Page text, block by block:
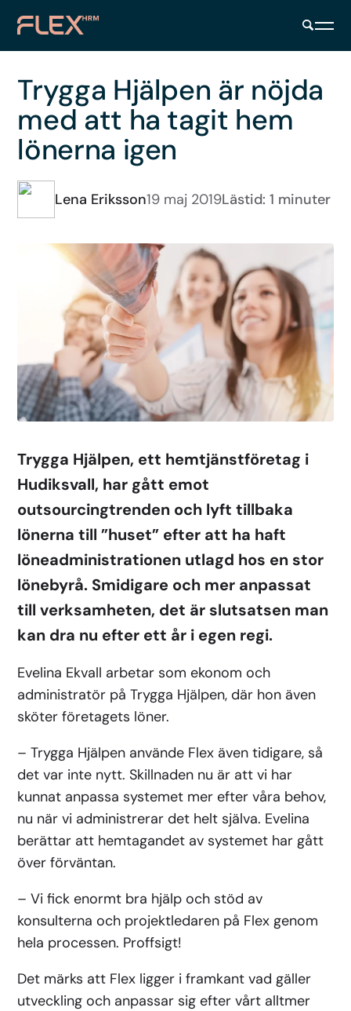
Trygga Hjälpen är nöjda
med att ha tagit hem
lönerna igen
Lena Eriksson19 maj 2019Lästid: 1 minuter
Trygga Hjälpen, ett hemtjänstföretag i
Hudiksvall, har gått emot
outsourcingtrenden och lyft tillbaka
lönerna till ”huset” efter att ha haft
löneadministrationen utlagd hos en stor
lönebyrå. Smidigare och mer anpassat
till verksamheten, det är slutsatsen man
kan dra nu efter ett år i egen regi.
Evelina Ekvall arbetar som ekonom och
administratör på Trygga Hjälpen, där hon även
sköter företagets löner.
– Trygga Hjälpen använde Flex även tidigare, så
det var inte nytt. Skillnaden nu är att vi har
kunnat anpassa systemet mer efter våra behov,
nu när vi administrerar det helt själva. Evelina
berättar att hemtagandet av systemet har gått
över förväntan.
– Vi fick enormt bra hjälp och stöd av
konsulterna och projektledaren på Flex genom
hela processen. Proffsigt!
Det märks att Flex ligger i framkant vad gäller
utveckling och anpassar sig efter vårt alltmer